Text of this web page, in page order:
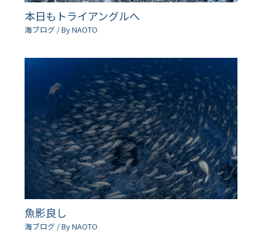
本日もトライアングルへ
海ブログ / ByNAOTO
魚影良し
海ブログ / ByNAOTO